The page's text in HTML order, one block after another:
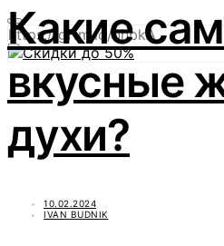
https://gftm.io/uhbkA
Какие
вкусные
духи?
10.02.2024
IVAN BUDNIK